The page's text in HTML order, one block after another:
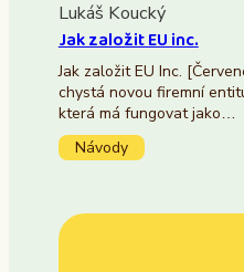
Lukáš Koucký
Jak založit EU inc.
Jak založit EU Inc.
chystá novou firemní
která má fungovat jako…
Návody